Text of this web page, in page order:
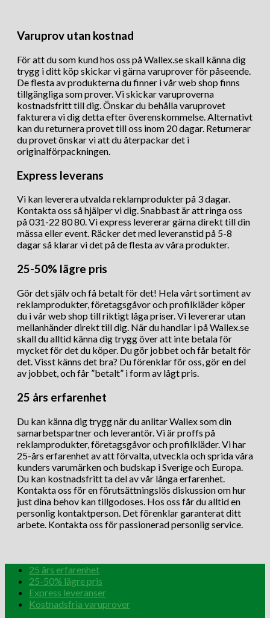
Varuprov utan kostnad
För att du som kund hos oss på Wallex.se skall känna dig
trygg i ditt köp skickar vi gärna varuprover för påseende.
De flesta av produkterna du finner i vår web shop finns
tillgängliga som prover. Vi skickar varuproverna
kostnadsfritt till dig. Önskar du behålla varuprovet
fakturera vi dig detta efter överenskommelse. Alternativt
kan du returnera provet till oss inom 20 dagar. Returnerar
du provet önskar vi att du återpackar det i
originalförpackningen.
Express leverans
Vi kan leverera utvalda reklamprodukter på 3 dagar.
Kontakta oss så hjälper vi dig. Snabbast är att ringa oss
på 031-22 80 80. Vi express levererar gärna direkt till din
mässa eller event. Räcker det med leveranstid på 5-8
dagar så klarar vi det på de flesta av våra produkter.
25-50% lägre pris
Gör det själv och få betalt för det! Hela vårt sortiment av
reklamprodukter, företagsgåvor och profilkläder köper
du i vår web shop till riktigt låga priser. Vi levererar utan
mellanhänder direkt till dig. När du handlar i på Wallex.se
skall du alltid känna dig trygg över att inte betala för
mycket för det du köper. Du gör jobbet och får betalt för
det. Visst känns det bra? Du förenklar för oss, gör en del
av jobbet, och får ”betalt” i form av lågt pris.
25 års erfarenhet
Du kan känna dig trygg när du anlitar Wallex som din
samarbetspartner och leverantör. Vi är proffs på
reklamprodukter, företagsgåvor och profilkläder. Vi har
25-års erfarenhet av att förvalta, utveckla och sprida våra
kunders varumärken och budskap i Sverige och Europa.
Du kan kostnadsfritt ta del av vår långa erfarenhet.
Kontakta oss för en förutsättningslös diskussion om hur
just dina behov kan tillgodoses. Hos oss får du alltid en
personlig kontaktperson. Det förenklar garanterat ditt
arbete. Kontakta oss för passionerad personlig service.
25 års erfarenhet
25-50% lägre pris
Express leveranser
Kostnadsfria varuprover